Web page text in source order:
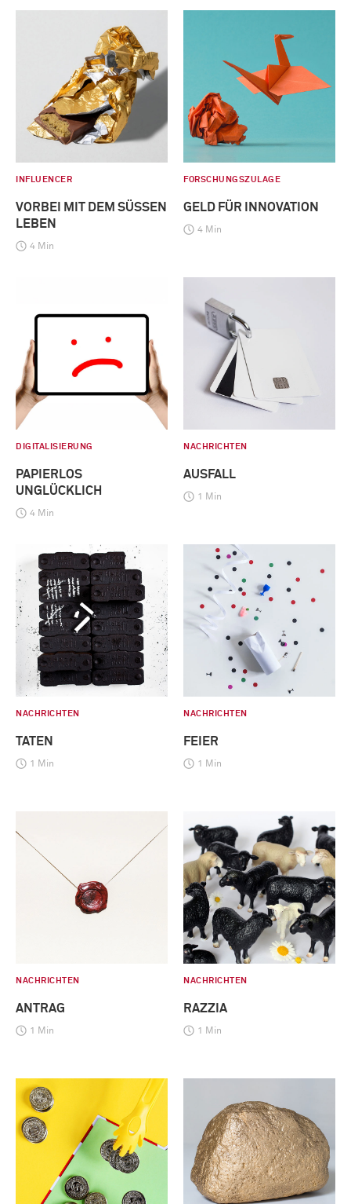
INFLUENCER
VORBEI MIT DEM SÜSSEN L
EBEN
4 Min
FORSCHUNGSZULAGE
GELD FÜR INNOVATION
4 Min
DIGITALISIERUNG
PAPIERLOS
UNGLÜCKLICH
4 Min
NACHRICHTEN
AUSFALL
1 Min
NACHRICHTEN
TATEN
1 Min
NACHRICHTEN
FEIER
1 Min
NACHRICHTEN
ANTRAG
1 Min
NACHRICHTEN
RAZZIA
1 Min